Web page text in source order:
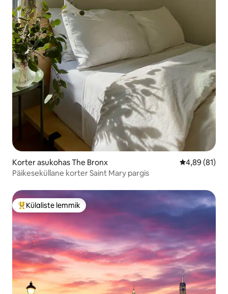
Korter asukohas The Bronx Keskmine
4,89 (81)
Päikeseküllane korter Saint Mary pargis
Külaliste suur lemmik
Külaliste lemmik